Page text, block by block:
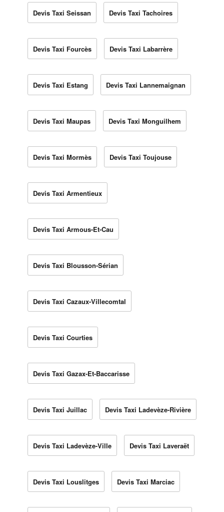
Devis Taxi Seissan Devis Taxi Tachoires
Devis Taxi Fourcès Devis Taxi Labarrère
Devis Taxi Estang Devis Taxi Lannemaignan
Devis Taxi Maupas Devis Taxi Monguilhem
Devis Taxi Mormès Devis Taxi Toujouse
Devis Taxi Armentieux
Devis Taxi Armous-Et-Cau
Devis Taxi Blousson-Sérian
Devis Taxi Cazaux-Villecomtal
Devis Taxi Courties
Devis Taxi Gazax-Et-Baccarisse
Devis Taxi Juillac Devis Taxi Ladevèze-Rivière
Devis Taxi Ladevèze-Ville Devis Taxi Laveraët
Devis Taxi Louslitges Devis Taxi Marciac